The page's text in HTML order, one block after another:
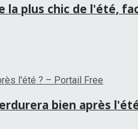
la plus chic de l'été,
bien après